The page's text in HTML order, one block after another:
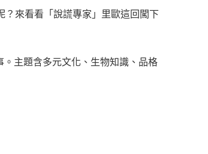
來看看「說謊專家」里歐這回闖下
主題含多元文化、生物知識、品格